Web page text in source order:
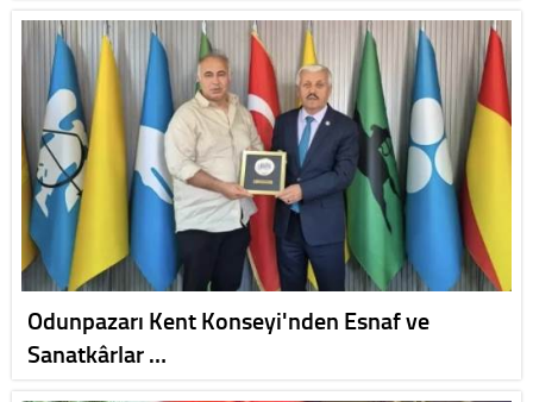
Odunpazarı Kent Konseyi'nden Esnaf ve
Sanatkârlar …